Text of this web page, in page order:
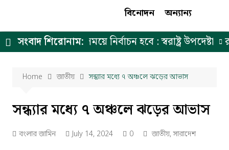
বিনোদন
অন্যান্য
সংবাদ শিরোনাম:
উপদেষ্টার ঘোষিত সময়ে নির্বাচন হবে : স্বরাষ্ট্র উপদেষ্টা
Home জাতীয় সন্ধ্যার মধ্যে ৭ অঞ্চলে ঝড়ের আভাস
সন্ধ্যার মধ্যে ৭ অঞ্চলে ঝড়ের আভাস
বংলার জামিন July 14, 2024 0 জাতীয়,সারাদেশ